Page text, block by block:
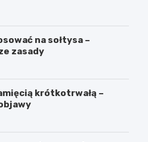
na sołtysa –
zasady
krótkotrwałą –